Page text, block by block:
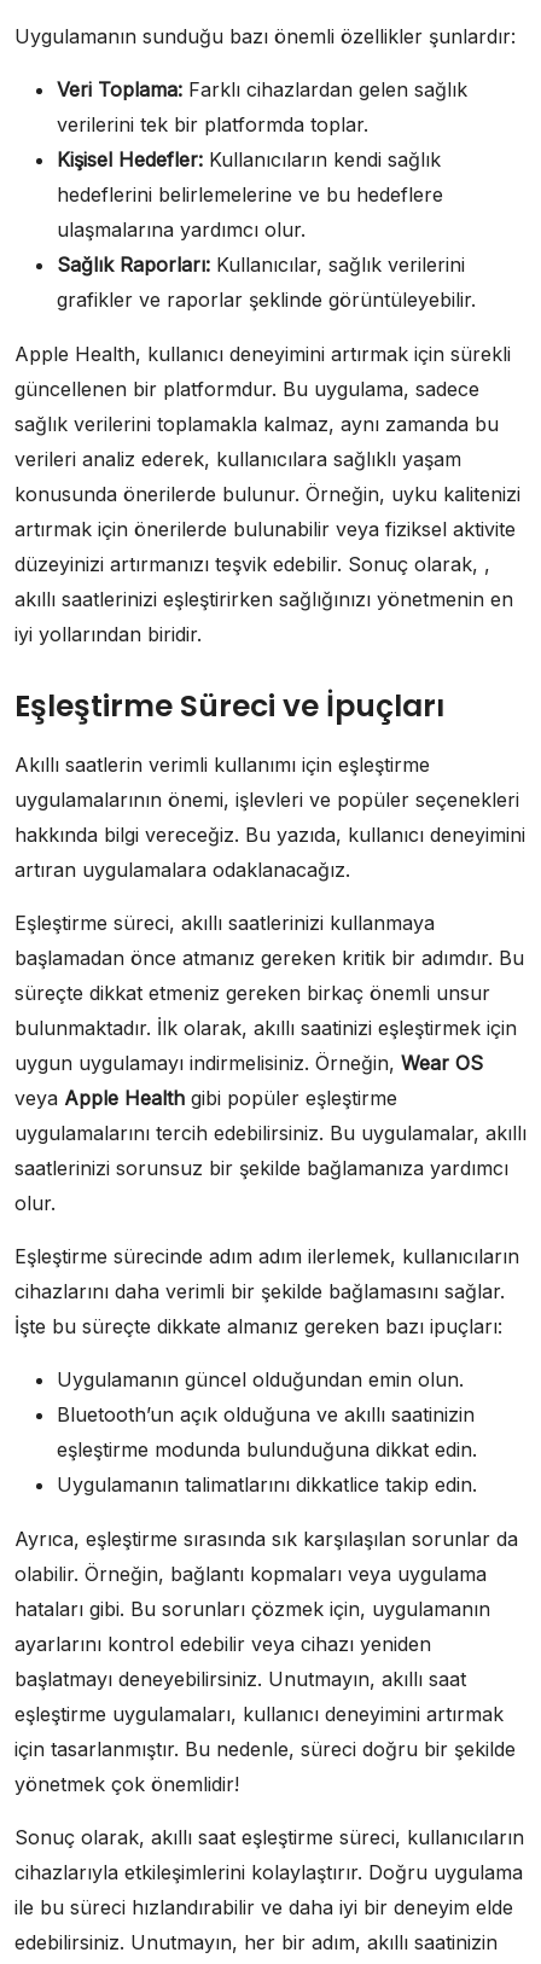
Uygulamanın sunduğu bazı önemli özellikler şunlardır:
Veri Toplama: Farklı cihazlardan gelen sağlık
verilerini tek bir platformda toplar.
Kişisel Hedefler: Kullanıcıların kendi sağlık
hedeflerini belirlemelerine ve bu hedeflere
ulaşmalarına yardımcı olur.
Sağlık Raporları: Kullanıcılar, sağlık verilerini
grafikler ve raporlar şeklinde görüntüleyebilir.
Apple Health, kullanıcı deneyimini artırmak için sürekli
güncellenen bir platformdur. Bu uygulama, sadece
sağlık verilerini toplamakla kalmaz, aynı zamanda bu
verileri analiz ederek, kullanıcılara sağlıklı yaşam
konusunda önerilerde bulunur. Örneğin, uyku kalitenizi
artırmak için önerilerde bulunabilir veya fiziksel aktivite
düzeyinizi artırmanızı teşvik edebilir. Sonuç olarak, ,
akıllı saatlerinizi eşleştirirken sağlığınızı yönetmenin en
iyi yollarından biridir.
Eşleştirme Süreci ve İpuçları
Akıllı saatlerin verimli kullanımı için eşleştirme
uygulamalarının önemi, işlevleri ve popüler seçenekleri
hakkında bilgi vereceğiz. Bu yazıda, kullanıcı deneyimini
artıran uygulamalara odaklanacağız.
Eşleştirme süreci, akıllı saatlerinizi kullanmaya
başlamadan önce atmanız gereken kritik bir adımdır. Bu
süreçte dikkat etmeniz gereken birkaç önemli unsur
bulunmaktadır. İlk olarak, akıllı saatinizi eşleştirmek için
uygun uygulamayı indirmelisiniz. Örneğin, Wear OS
veya Apple Health gibi popüler eşleştirme
uygulamalarını tercih edebilirsiniz. Bu uygulamalar, akıllı
saatlerinizi sorunsuz bir şekilde bağlamanıza yardımcı
olur.
Eşleştirme sürecinde adım adım ilerlemek, kullanıcıların
cihazlarını daha verimli bir şekilde bağlamasını sağlar.
İşte bu süreçte dikkate almanız gereken bazı ipuçları:
Uygulamanın güncel olduğundan emin olun.
Bluetooth’un açık olduğuna ve akıllı saatinizin
eşleştirme modunda bulunduğuna dikkat edin.
Uygulamanın talimatlarını dikkatlice takip edin.
Ayrıca, eşleştirme sırasında sık karşılaşılan sorunlar da
olabilir. Örneğin, bağlantı kopmaları veya uygulama
hataları gibi. Bu sorunları çözmek için, uygulamanın
ayarlarını kontrol edebilir veya cihazı yeniden
başlatmayı deneyebilirsiniz. Unutmayın, akıllı saat
eşleştirme uygulamaları, kullanıcı deneyimini artırmak
için tasarlanmıştır. Bu nedenle, süreci doğru bir şekilde
yönetmek çok önemlidir!
Sonuç olarak, akıllı saat eşleştirme süreci, kullanıcıların
cihazlarıyla etkileşimlerini kolaylaştırır. Doğru uygulama
ile bu süreci hızlandırabilir ve daha iyi bir deneyim elde
edebilirsiniz. Unutmayın, her bir adım, akıllı saatinizin